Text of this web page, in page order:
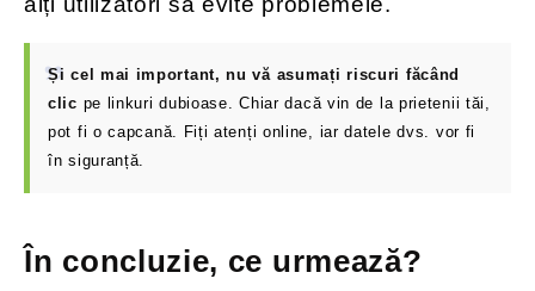
Și cel mai important, nu vă asumați riscuri făcând
clic pe linkuri dubioase. Chiar dacă vin de la prietenii tăi,
pot fi o capcană. Fiți atenți online, iar datele dvs. vor fi
în siguranță.
În concluzie, ce urmează?